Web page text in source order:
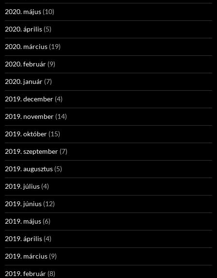
2020. május (10)
2020. április (5)
2020. március (19)
2020. február (9)
2020. január (7)
2019. december (4)
2019. november (14)
2019. október (15)
2019. szeptember (7)
2019. augusztus (5)
2019. július (4)
2019. június (12)
2019. május (6)
2019. április (4)
2019. március (9)
2019. február (8)